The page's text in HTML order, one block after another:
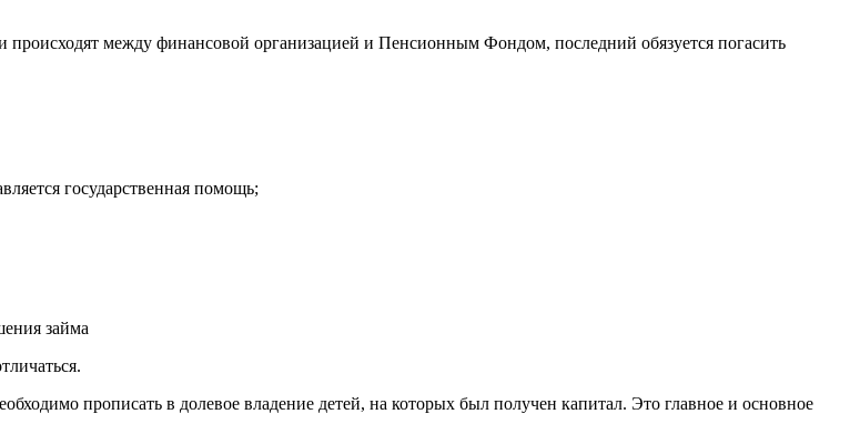
происходят между финансовой организацией и Пенсионным Фондом, последний обязуется погасить
государственная помощь;
займа
прописать в долевое владение детей, на которых был получен капитал. Это главное и основное